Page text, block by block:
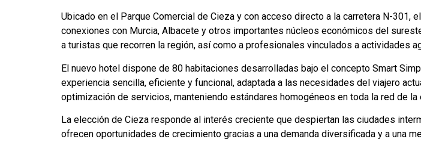
Ubicado en el Parque Comercial de Cieza y con acceso directo a la carretera N-
conexiones con Murcia, Albacete y otros importantes núcleos económicos del
a turistas que recorren la región, así como a profesionales vinculados a actividades
El nuevo hotel dispone de 80 habitaciones desarrolladas bajo el concepto Smart
experiencia sencilla, eficiente y funcional, adaptada a las necesidades del viajero
optimización de servicios, manteniendo estándares homogéneos en toda la red de la
La elección de Cieza responde al interés creciente que despiertan las ciudades
ofrecen oportunidades de crecimiento gracias a una demanda diversificada y a una